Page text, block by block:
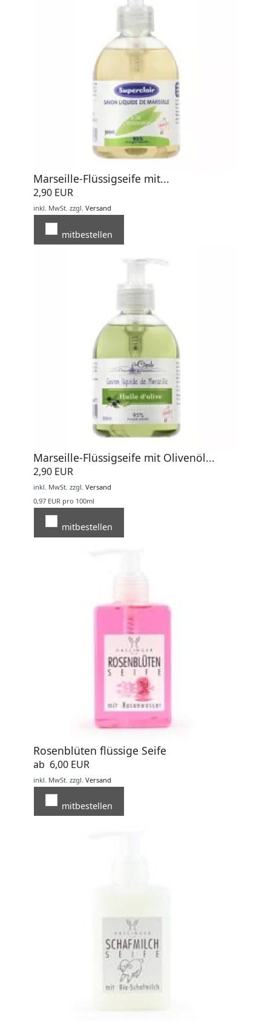
Marseille-Flüssigseife mit...
2,90 EUR
inkl. MwSt. zzgl. Versand
mitbestellen
Marseille-Flüssigseife mit Olivenöl...
2,90 EUR
inkl. MwSt. zzgl. Versand
0,97 EUR pro 100ml
mitbestellen
Rosenblüten flüssige Seife
ab 6,00 EUR
inkl. MwSt. zzgl. Versand
mitbestellen